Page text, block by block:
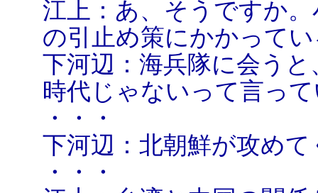
江上：あ、そうですか
の引止め策にかかって
下河辺：海兵隊に会う
時代じゃないって言っ
・・・
下河辺：北朝鮮が攻め
・・・